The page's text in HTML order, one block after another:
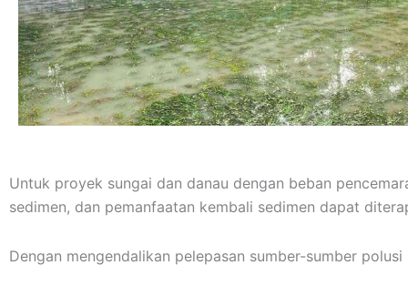
Untuk proyek sungai dan danau dengan beban
sedimen, dan pemanfaatan kembali sedimen dapat
Dengan mengendalikan pelepasan sumber-sumber